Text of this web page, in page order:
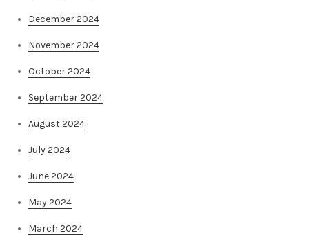
December 2024
November 2024
October 2024
September 2024
August 2024
July 2024
June 2024
May 2024
March 2024